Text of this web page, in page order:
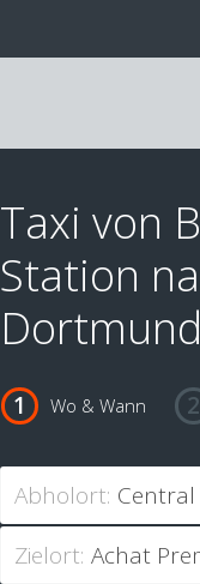
Taxi von
Station
Wo & Wann
Abholort:
Zielort: